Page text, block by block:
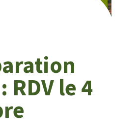
RDV le 4